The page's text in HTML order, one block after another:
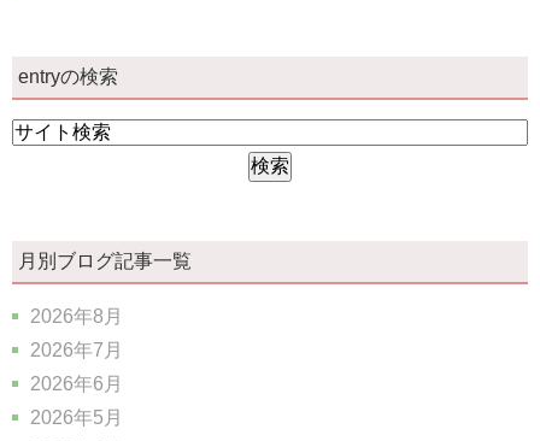
entryの検索
月別ブログ記事一覧
2026年8月
2026年7月
2026年6月
2026年5月